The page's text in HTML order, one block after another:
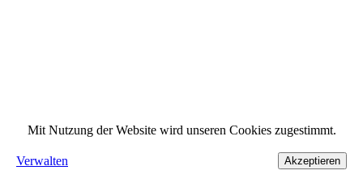
Mit Nutzung der Website wird unseren Cookies zugestimmt.
Verwalten Akzeptieren